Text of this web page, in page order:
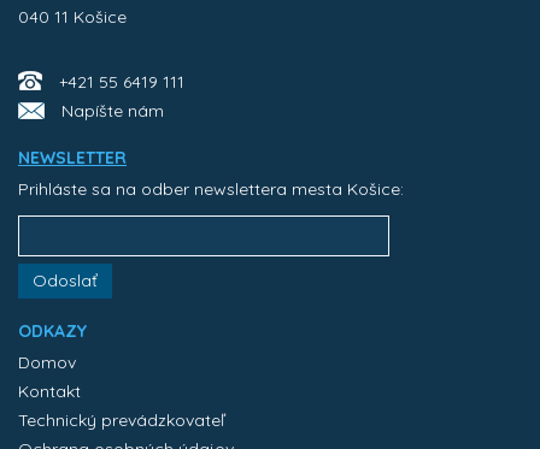
040 11 Košice
+421 55 6419 111
Napíšte nám
NEWSLETTER
Prihláste sa na odber newslettera mesta Košice:
Odoslať
ODKAZY
Domov
Kontakt
Technický prevádzkovateľ